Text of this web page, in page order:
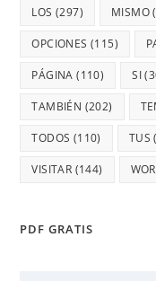
LOS (297) MISMO
OPCIONES (115)
PÁGINA (110) SI
TAMBIÉN (202)
TODOS (110) TUS
VISITAR (144)
PDF GRATIS